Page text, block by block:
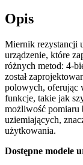
Opis
Miernik rezystancji
urządzenie, które
różnych metod: 4-
został
polowych, oferując
funkcje, takie jak
możliwość pomiaru
uziemiających,
użytkowania.
Dostępne modele